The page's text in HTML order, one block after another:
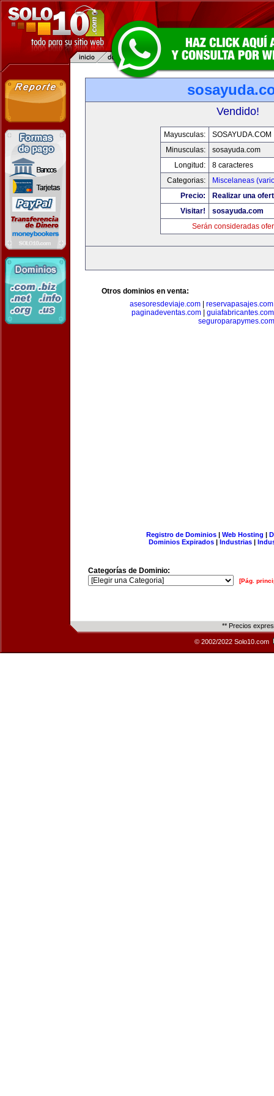
Vendido!
Mayusculas:
SOSAYUDA.COM
Minusculas:
sosayuda.com
Longitud:
8 caracteres
Categorias:
Miscelaneas
Precio:
Realizar una
Visitar!
sosayuda.com
Serán consideradas
Otros dominios en venta:
asesoresdeviaje.com
reservapasajes.com
paginadeventas.com
guiafabricantes.com
seguroparapymes.com
Registro de Dominios| Web Hosting |
Dominios Expirados | Industrias |
Categorías de Dominio:
[Pág.
** Precios
© 2002/2022 Solo10.com